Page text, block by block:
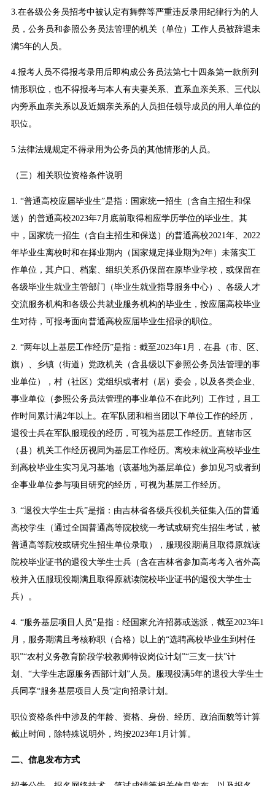
3.在各级公务员招考中被认定有舞弊等严重违反录用纪律行为的人
员，公务员和参照公务员法管理的机关（单位）工作人员被辞退未
满5年的人员。
4.报考人员不得报考录用后即构成公务员法第七十四条第一款所列
情形职位，也不得报考与本人有夫妻关系、直系血亲关系、三代以
内旁系血亲关系以及近姻亲关系的人员担任领导成员的用人单位的
职位。
5.法律法规规定不得录用为公务员的其他情形的人员。
（三）相关职位资格条件说明
1. “普通高校应届毕业生”是指：国家统一招生（含自主招生和保
送）的普通高校2023年7月底前取得相应学历学位的毕业生。其
中，国家统一招生（含自主招生和保送）的普通高校2021年、2022
年毕业生离校时和在择业期内（国家规定择业期为2年）未落实工
作单位，其户口、档案、组织关系仍保留在原毕业学校，或保留在
各级毕业生就业主管部门（毕业生就业指导服务中心）、各级人才
交流服务机构和各级公共就业服务机构的毕业生，按应届高校毕业
生对待，可报考面向普通高校应届毕业生招录的职位。
2. “两年以上基层工作经历”是指：截至2023年1月，在县（市、区、
旗）、乡镇（街道）党政机关（含县级以下参照公务员法管理的事
业单位），村（社区）党组织或者村（居）委会，以及各类企业、
事业单位（参照公务员法管理的事业单位不在此列）工作过，且工
作时间累计满2年以上。在军队团和相当团以下单位工作的经历，
退役士兵在军队服现役的经历，可视为基层工作经历。直辖市区
（县）机关工作经历视同为基层工作经历。离校未就业高校毕业生
到高校毕业生实习见习基地（该基地为基层单位）参加见习或者到
企事业单位参与项目研究的经历，可视为基层工作经历。
3. “退役大学生士兵”是指：由吉林省各级兵役机关征集入伍的普通
高校学生（通过全国普通高等院校统一考试或研究生招生考试，被
普通高等院校或研究生招生单位录取），服现役期满且取得原就读
院校毕业证书的退役大学生士兵（含在吉林省参加高考考入省外高
校并入伍服现役期满且取得原就读院校毕业证书的退役大学生士
兵）。
4. “服务基层项目人员”是指：经国家允许招募或选派，截至2023年1
月，服务期满且考核称职（合格）以上的“选聘高校毕业生到村任
职”“农村义务教育阶段学校教师特设岗位计划”“三支一扶”计
划、“大学生志愿服务西部计划”人员。服现役满5年的退役大学生士
兵同享“服务基层项目人员”定向招录计划。
职位资格条件中涉及的年龄、资格、身份、经历、政治面貌等计算
截止时间，除特殊说明外，均按2023年1月计算。
二、信息发布方式